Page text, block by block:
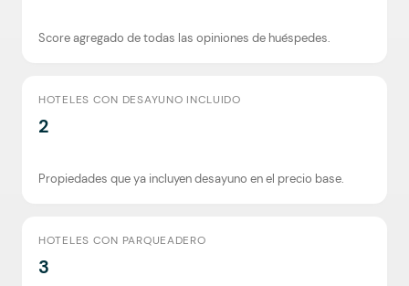
Score agregado de todas las opiniones de huéspedes.
HOTELES CON DESAYUNO INCLUIDO
2
Propiedades que ya incluyen desayuno en el precio base.
HOTELES CON PARQUEADERO
3